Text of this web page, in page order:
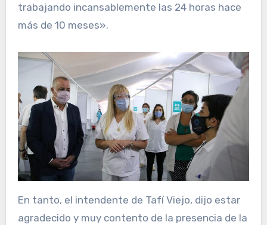
trabajando incansablemente las 24 horas hace
más de 10 meses».
En tanto, el intendente de Tafí Viejo, dijo estar
agradecido y muy contento de la presencia de la